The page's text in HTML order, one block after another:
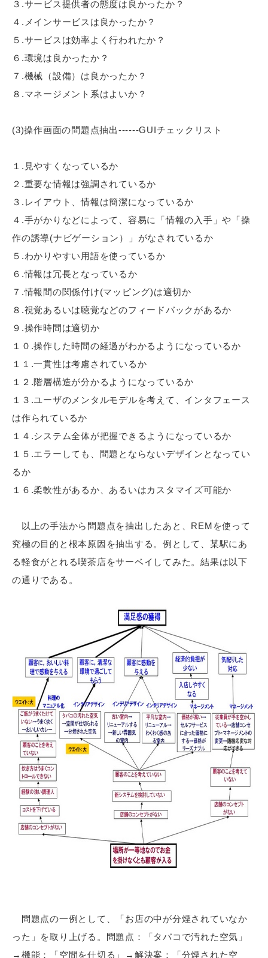
３.サービス提供者の態度は良かったか？
４.メインサービスは良かったか？
５.サービスは効率よく行われたか？
６.環境は良かったか？
７.機械（設備）は良かったか？
８.マネージメント系はよいか？
(3)操作画面の問題点抽出------GUIチェックリスト
１.見やすくなっているか
２.重要な情報は強調されているか
３.レイアウト、情報は簡潔になっているか
４.手がかりなどによって、容易に「情報の入手」や「操
作の誘導(ナビゲーション）」がなされているか
５.わかりやすい用語を使っているか
６.情報は冗長となっているか
７.情報間の関係付け(マッピング)は適切か
８.視覚あるいは聴覚などのフィードバックがあるか
９.操作時間は適切か
１０.操作した時間の経過がわかるようになっているか
１１.一貫性は考慮されているか
１２.階層構造が分かるようになっているか
１３.ユーザのメンタルモデルを考えて、インタフェース
は作られているか
１４.システム全体が把握できるようになっているか
１５.エラーしても、問題とならないデザインとなってい
るか
１６.柔軟性があるか、あるいはカスタマイズ可能か
以上の手法から問題点を抽出したあと、REMを使って
究極の目的と根本原因を抽出する。例として、某駅にあ
る軽食がとれる喫茶店をサーベイしてみた。結果は以下
の通りである。
問題点の一例として、「お店の中が分煙されていなか
った」を取り上げる。問題点：「タバコで汚れた空気」
→機能：「空間を仕切る」→解決案：「分煙された空